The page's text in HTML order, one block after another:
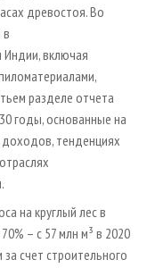
древостоя. Во
включая
разделе отчета
годы, основанные на
доходов, тенденциях
на круглый лес в
– с 57 млн м³ в 2020
счет строительного